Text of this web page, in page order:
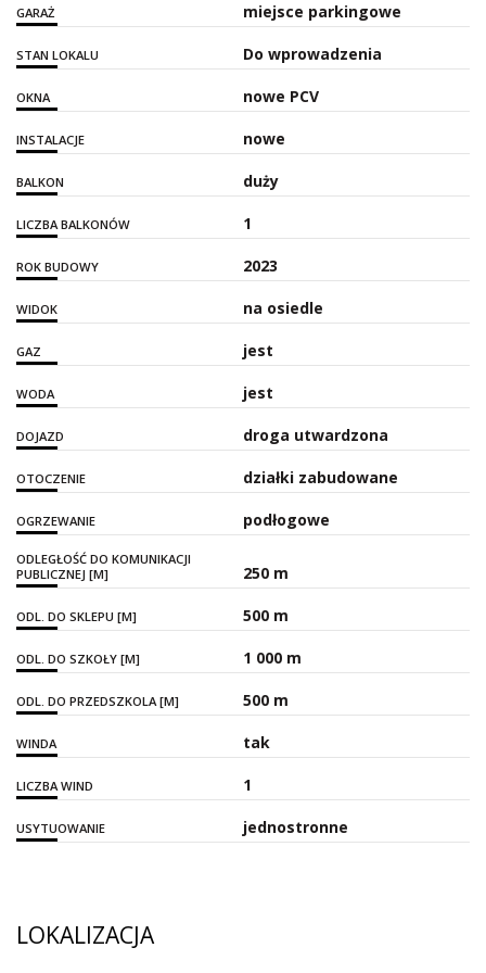
GARAŻ miejsce parkingowe
STAN LOKALU Do wprowadzenia
OKNA nowe PCV
INSTALACJE nowe
BALKON duży
LICZBA BALKONÓW 1
ROK BUDOWY 2023
WIDOK na osiedle
GAZ jest
WODA jest
DOJAZD droga utwardzona
OTOCZENIE działki zabudowane
OGRZEWANIE podłogowe
ODLEGŁOŚĆ DO KOMUNIKACJI
PUBLICZNEJ [M]
250 m
ODL. DO SKLEPU [M] 500 m
ODL. DO SZKOŁY [M] 1 000 m
ODL. DO PRZEDSZKOLA [M] 500 m
WINDA tak
LICZBA WIND 1
USYTUOWANIE jednostronne
LOKALIZACJA